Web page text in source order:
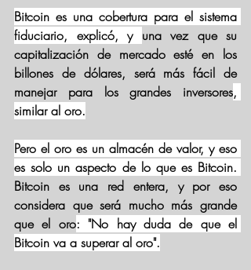
Bitcoin es una cobertura para el sistema
fiduciario, explicó, y una vez que su
capitalización de mercado esté en los
billones de dólares, será más fácil de
manejar para los grandes inversores,
similar al oro.
Pero el oro es un almacén de valor, y eso
Bitcoin es una red entera, y por eso
considera que será mucho más grande
que el oro: "No hay duda de que el
Bitcoin va a superar al oro".